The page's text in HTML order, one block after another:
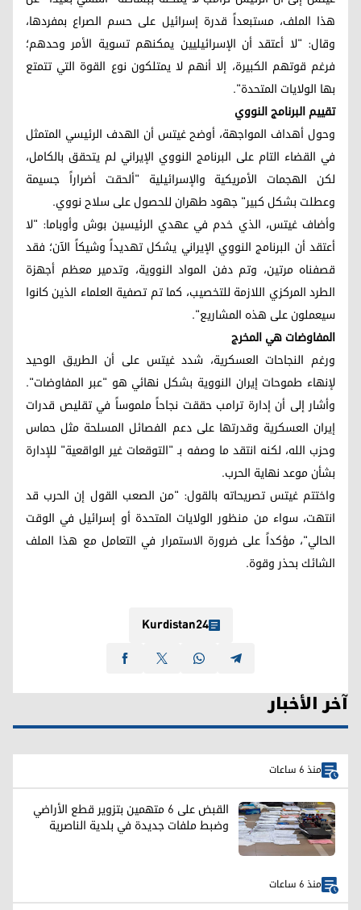
هذا الملف، مستبعداً قدرة إسرائيل على حسم الصراع بمفردها،
وقال: "لا أعتقد أن الإسرائيليين يمكنهم تسوية الأمر وحدهم؛
فرغم قوتهم الكبيرة، إلا أنهم لا يمتلكون نوع القوة التي تتمتع
بها الولايات المتحدة".
تقييم البرنامج النووي
وحول أهداف المواجهة، أوضح غيتس أن الهدف الرئيسي المتمثل
في القضاء التام على البرنامج النووي الإيراني لم يتحقق بالكامل،
لكن الهجمات الأمريكية والإسرائيلية "ألحقت أضراراً جسيمة
وعطلت بشكل كبير" جهود طهران للحصول على سلاح نووي.
وأضاف غيتس، الذي خدم في عهدي الرئيسين بوش وأوباما: "لا
أعتقد أن البرنامج النووي الإيراني يشكل تهديداً وشيكاً الآن؛ فقد
قصفناه مرتين، وتم دفن المواد النووية، وتدمير معظم أجهزة
الطرد المركزي اللازمة للتخصيب، كما تم تصفية العلماء الذين كانوا
سيعملون على هذه المشاريع".
المفاوضات هي المخرج
ورغم النجاحات العسكرية، شدد غيتس على أن الطريق الوحيد
لإنهاء طموحات إيران النووية بشكل نهائي هو "عبر المفاوضات".
وأشار إلى أن إدارة ترامب حققت نجاحاً ملموساً في تقليص قدرات
إيران العسكرية وقدرتها على دعم الفصائل المسلحة مثل حماس
وحزب الله، لكنه انتقد ما وصفه بـ "التوقعات غير الواقعية" للإدارة
بشأن موعد نهاية الحرب.
واختتم غيتس تصريحاته بالقول: "من الصعب القول إن الحرب قد
انتهت، سواء من منظور الولايات المتحدة أو إسرائيل في الوقت
الحالي"، مؤكداً على ضرورة الاستمرار في التعامل مع هذا الملف
الشائك بحذر وقوة.
Kurdistan24
آخر الأخبار
منذ 6 ساعات
القبض على 6 متهمين بتزوير قطع الأراضي
وضبط ملفات جديدة في بلدية الناصرية
منذ 6 ساعات